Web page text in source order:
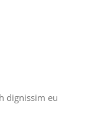
dignissim eu